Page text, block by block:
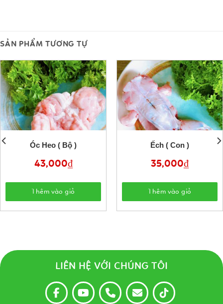
SẢN PHẨM TƯƠNG TỰ
Óc Heo ( Bộ )
43,000₫
Thêm vào giỏ
Ếch ( Con )
35,000₫
Thêm vào giỏ
LIÊN HỆ VỚI CHÚNG TÔI